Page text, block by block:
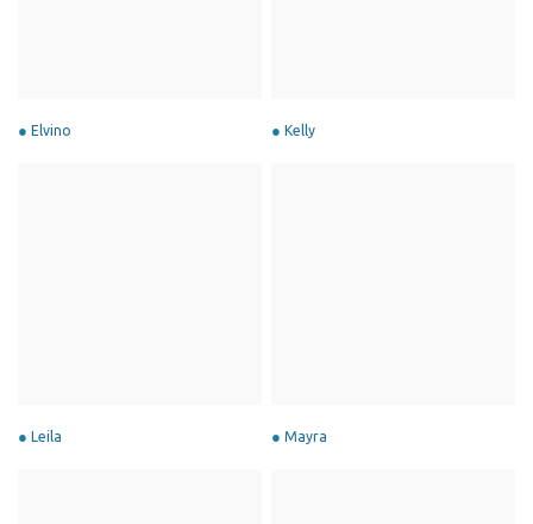
Elvino Kelly
Leila Mayra